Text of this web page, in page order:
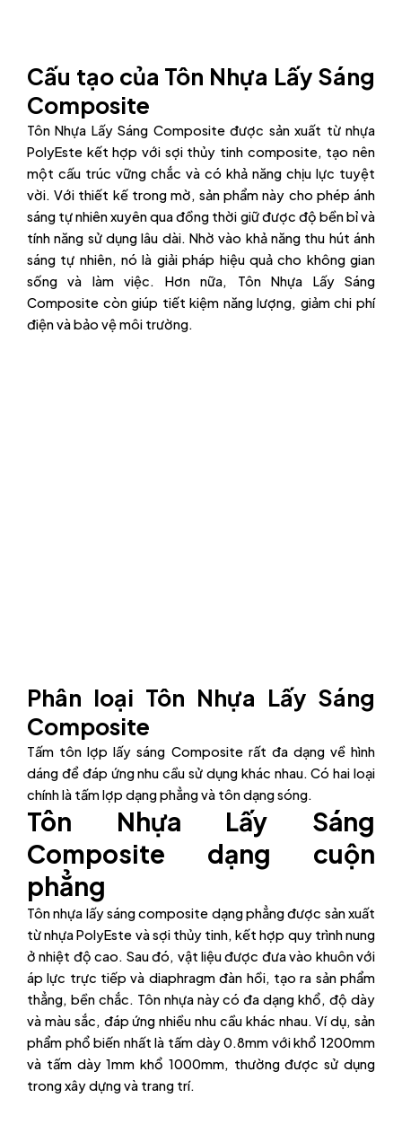
Cấu tạo của Tôn Nhựa Lấy Sáng
Composite
Tôn Nhựa Lấy Sáng Composite được sản xuất từ nhựa
PolyEste kết hợp với sợi thủy tinh composite, tạo nên
một cấu trúc vững chắc và có khả năng chịu lực tuyệt
vời. Với thiết kế trong mờ, sản phẩm này cho phép ánh
sáng tự nhiên xuyên qua đồng thời giữ được độ bền bỉ và
tính năng sử dụng lâu dài. Nhờ vào khả năng thu hút ánh
sáng tự nhiên, nó là giải pháp hiệu quả cho không gian
sống và làm việc. Hơn nữa, Tôn Nhựa Lấy Sáng
Composite còn giúp tiết kiệm năng lượng, giảm chi phí
điện và bảo vệ môi trường.
Phân loại Tôn Nhựa Lấy Sáng
Composite
Tấm tôn lợp lấy sáng Composite rất đa dạng về hình
dáng để đáp ứng nhu cầu sử dụng khác nhau. Có hai loại
chính là tấm lợp dạng phẳng và tôn dạng sóng.
Tôn Nhựa Lấy Sáng
Composite dạng cuộn
phẳng
Tôn nhựa lấy sáng composite dạng phẳng được sản xuất
từ nhựa PolyEste và sợi thủy tinh, kết hợp quy trình nung
ở nhiệt độ cao. Sau đó, vật liệu được đưa vào khuôn với
áp lực trực tiếp và diaphragm đàn hồi, tạo ra sản phẩm
thẳng, bền chắc. Tôn nhựa này có đa dạng khổ, độ dày
và màu sắc, đáp ứng nhiều nhu cầu khác nhau. Ví dụ, sản
phẩm phổ biến nhất là tấm dày 0.8mm với khổ 1200mm
và tấm dày 1mm khổ 1000mm, thường được sử dụng
trong xây dựng và trang trí.